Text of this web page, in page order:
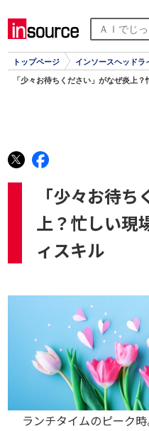
トップページ インソースヘッドラ
「少々お待ちください」がなぜ炎上
「少々お待
上？忙しい現
ィスキル
ランチタイムのピーク